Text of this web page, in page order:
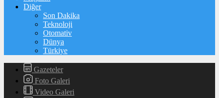
Diğer
Son Dakika
Teknoloji
Otomativ
Dünya
Türkiye
Gazeteler
Foto Galeri
Video Galeri